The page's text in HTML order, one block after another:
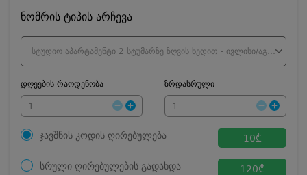
ნომრის ტიპის არჩევა
სტუდიო აპარტამენტი 2 სტუმარზე ზღვის ხედით - ივლისი/აგვისტო
დღეების რაოდენობა ზრდასრული
ჯავშნის კოდის ღირებულება 10₾
სრული ღირებულების გადახდა 120₾